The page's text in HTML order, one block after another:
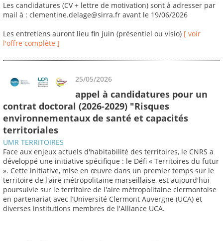
Les candidatures (CV + lettre de motivation) sont à adresser par
mail à : clementine.delage@sirra.fr avant le 19/06/2026
Les entretiens auront lieu fin juin (présentiel ou visio) [ voir
l'offre complète ]
25/05/2026
appel à candidatures pour un
contrat doctoral (2026-2029) "Risques
environnementaux de santé et capacités
territoriales
UMR TERRITOIRES
Face aux enjeux actuels d'habitabilité des territoires, le CNRS a
développé une initiative spécifique : le Défi « Territoires du futur
». Cette initiative, mise en œuvre dans un premier temps sur le
territoire de l'aire métropolitaine marseillaise, est aujourd'hui
poursuivie sur le territoire de l'aire métropolitaine clermontoise
en partenariat avec l’Université Clermont Auvergne (UCA) et
diverses institutions membres de l'Alliance UCA.